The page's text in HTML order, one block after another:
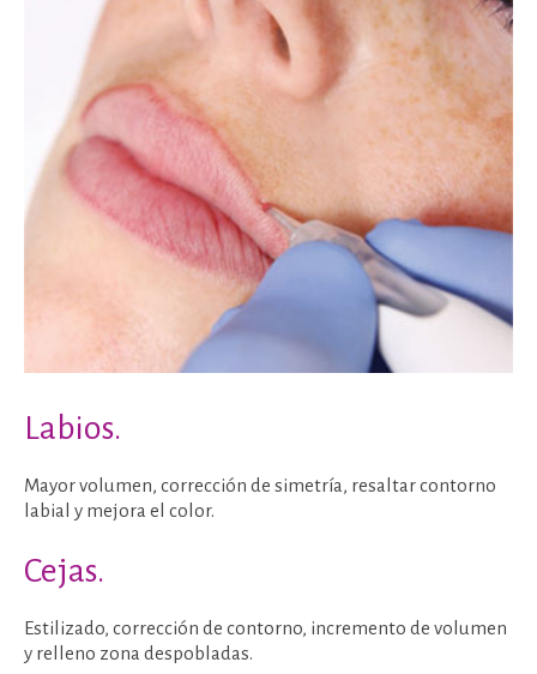
Labios.
Mayor volumen, corrección de simetría, resaltar contorno
labial y mejora el color.
Cejas.
Estilizado, corrección de contorno, incremento de volumen
y relleno zona despobladas.